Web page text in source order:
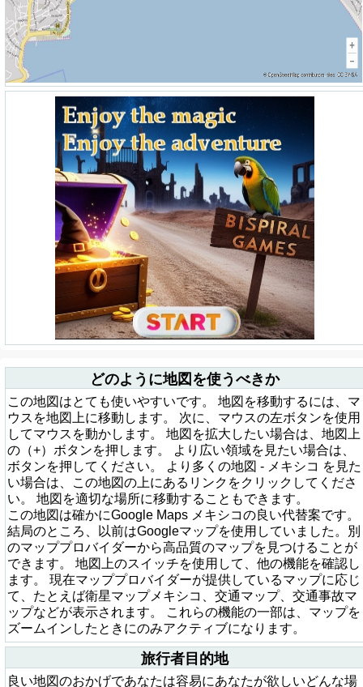
どのように地図を使うべきか
この地図はとても使いやすいです。 地図を移動するには、マ
ウスを地図上に移動します。 次に、マウスの左ボタンを使用
してマウスを動かします。 地図を拡大したい場合は、地図上
の（+）ボタンを押します。 より広い領域を見たい場合は、
ボタンを押してください。 より多くの地図 - メキシコ を見た
い場合は、この地図の上にあるリンクをクリックしてくださ
い。 地図を適切な場所に移動することもできます。
この地図は確かにGoogle Maps メキシコの良い代替案です。
結局のところ、以前はGoogleマップを使用していました。別
のマッププロバイダーから高品質のマップを見つけることが
できます。 地図上のスイッチを使用して、他の機能を確認し
ます。 現在マッププロバイダーが提供しているマップに応じ
て、たとえば衛星マップメキシコ、交通マップ、交通事故マ
ップなどが表示されます。 これらの機能の一部は、マップを
ズームインしたときにのみアクティブになります。
旅行者目的地
良い地図のおかげであなたは容易にあなたが欲しいどんな場